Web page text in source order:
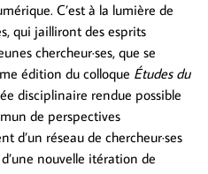
C’est à la lumière de
qui jailliront des esprits
chercheur·ses, que se
édition du colloque Études du
disciplinaire rendue possible
de perspectives
d’un réseau de chercheur·ses
nouvelle itération de